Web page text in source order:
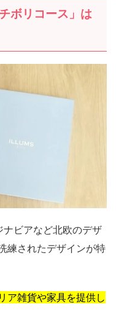
ボリコース」は
ビアなど北欧のデザ
練されたデザインが特
ア雑貨や家具を提供し